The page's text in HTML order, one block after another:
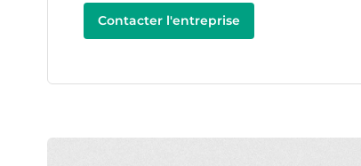
Contacter l'entreprise